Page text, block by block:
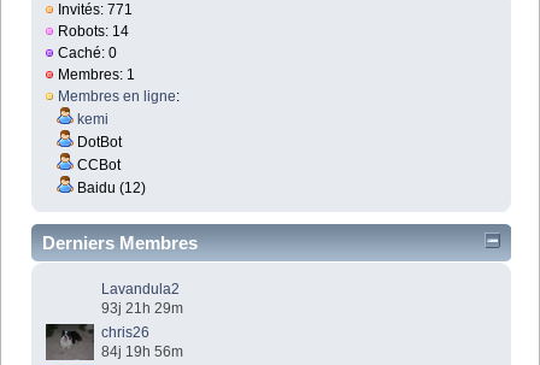
Invités: 771
Robots: 14
Caché: 0
Membres: 1
Membres en ligne:
kemi
DotBot
CCBot
Baidu (12)
Derniers Membres
Lavandula2
93j 21h 29m
chris26
84j 19h 56m